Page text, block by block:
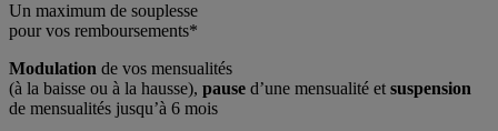
Un maximum de souplesse
pour vos remboursements*
Modulation de vos mensualités
(à la baisse ou à la hausse), pause d’une mensualité et suspension
de mensualités jusqu’à 6 mois